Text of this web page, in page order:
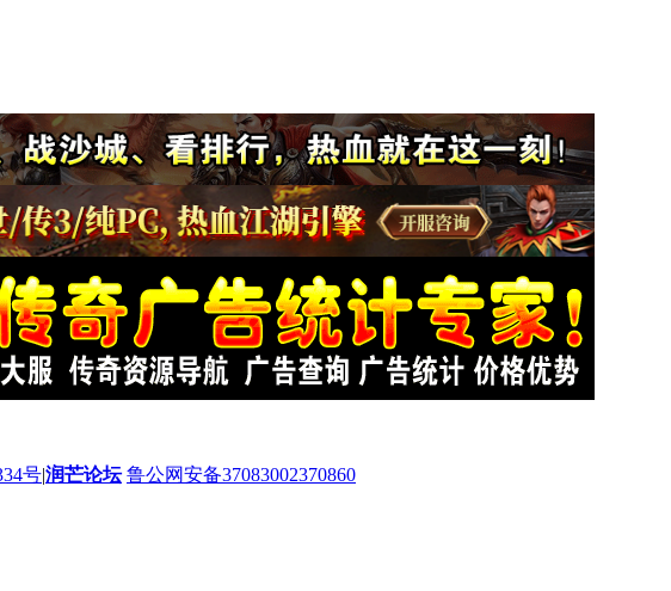
号|润芒论坛 鲁公网安备37083002370860